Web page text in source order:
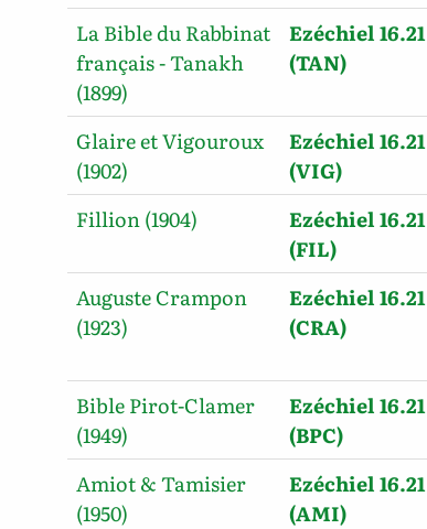
La Bible du Rabbinat
français - Tanakh
(1899)
Ezéchiel 16.21
(TAN)
Glaire et Vigouroux
(1902)
Ezéchiel 16.21
(VIG)
Fillion (1904)
Ezéchiel 16.21
(FIL)
Auguste Crampon
(1923)
Ezéchiel 16.21
(CRA)
Bible Pirot-Clamer
(1949)
Ezéchiel 16.21
(BPC)
Amiot & Tamisier
(1950)
Ezéchiel 16.21
(AMI)